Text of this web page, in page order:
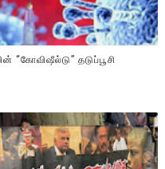
தடுப்பூசி